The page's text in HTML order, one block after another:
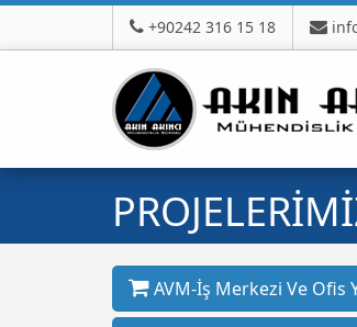
+90242 316 15 18
AVM-İş Merkezi Ve Ofis